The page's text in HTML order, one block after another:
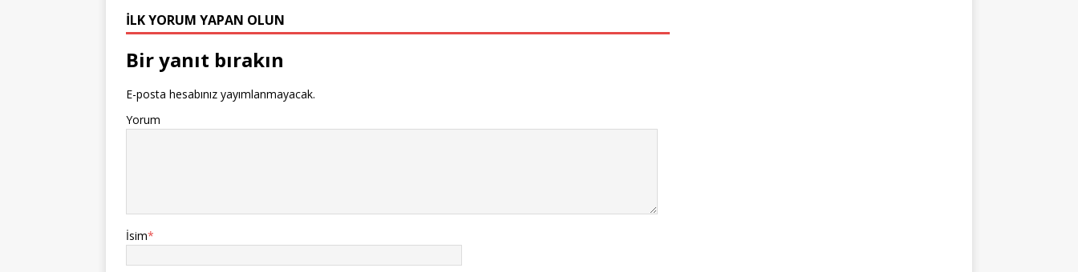
İLK YORUM YAPAN OLUN
Bir yanıt bırakın
E-posta hesabınız yayımlanmayacak.
Yorum
İsim*